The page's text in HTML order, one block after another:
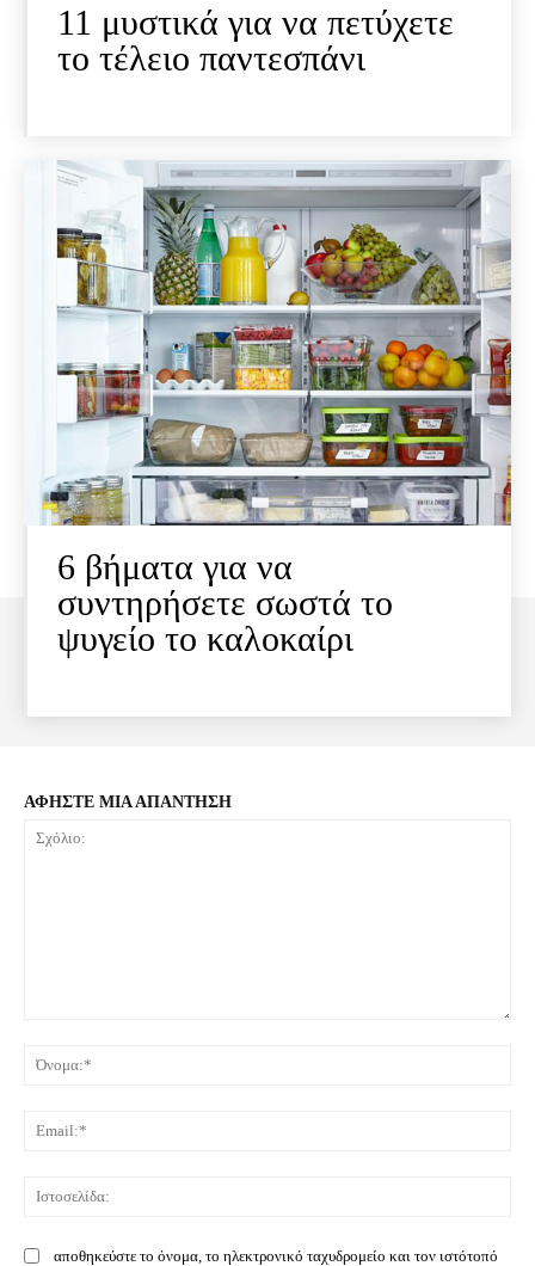
11 μυστικά για να πετύχετε
το τέλειο παντεσπάνι
6 βήματα για να
συντηρήσετε σωστά το
ψυγείο το καλοκαίρι
ΑΦΗΣΤΕ ΜΙΑ ΑΠΑΝΤΗΣΗ
αποθηκεύστε το όνομα, το ηλεκτρονικό ταχυδρομείο και τον ιστότοπό